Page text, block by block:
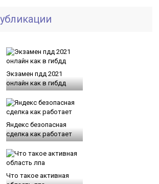
Экзамен пдд 2021
онлайн как в гибдд
Яндекс безопасная
сделка как работает
Что такое активная